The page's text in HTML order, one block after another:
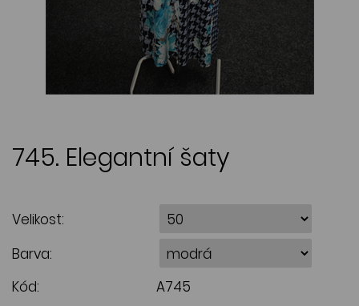
745. Elegantní šaty
Velikost:
Barva:
Kód:
A745